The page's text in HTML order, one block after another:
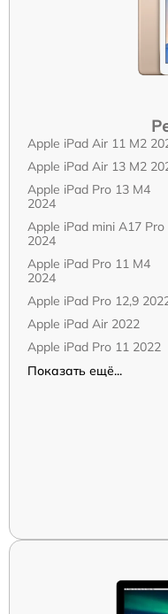
Apple iPad Air 11 M2
Apple iPad Air 13 M2
Apple iPad Pro 13 M4
2024
Apple iPad mini A17 Pro
2024
Apple iPad Pro 11 M4
2024
Apple iPad Pro 12,9
Apple iPad Air 2022
Apple iPad Pro 11 2022
Показать ещё...